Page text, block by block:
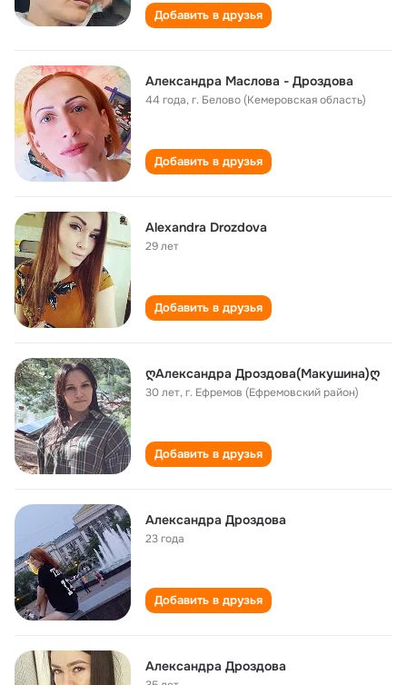
Добавить в друзья
Александра Маслова - Дроздова
44 года,г. Белово (Кемеровская область)
Добавить в друзья
Alexandra Drozdova
29 лет
Добавить в друзья
ღАлександра Дроздова(Макушина)ღ
30 лет,г. Ефремов (Ефремовский район)
Добавить в друзья
Александра Дроздова
23 года
Добавить в друзья
Александра Дроздова